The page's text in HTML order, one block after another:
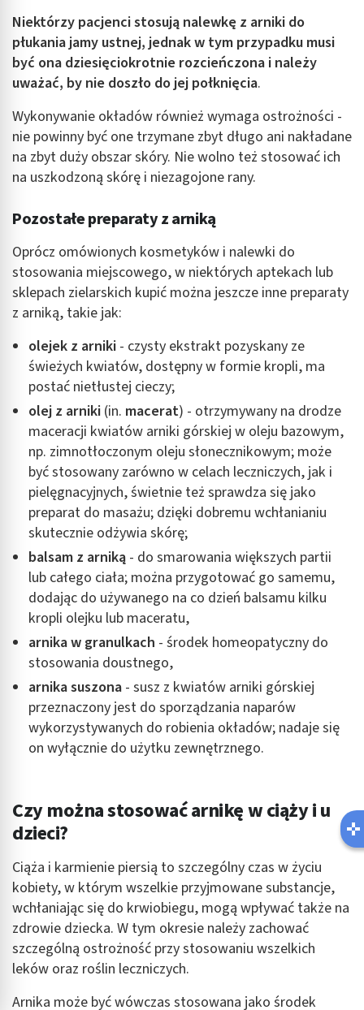
Niektórzy pacjenci stosują nalewkę z arniki do
płukania jamy ustnej, jednak w tym przypadku musi
być ona dziesięciokrotnie rozcieńczona i należy
uważać, by nie doszło do jej połknięcia.
Wykonywanie okładów również wymaga ostrożności -
nie powinny być one trzymane zbyt długo ani nakładane
na zbyt duży obszar skóry. Nie wolno też stosować ich
na uszkodzoną skórę i niezagojone rany.
Pozostałe preparaty z arniką
Oprócz omówionych kosmetyków i nalewki do
stosowania miejscowego, w niektórych aptekach lub
sklepach zielarskich kupić można jeszcze inne preparaty
z arniką, takie jak:
olejek z arniki - czysty ekstrakt pozyskany ze
świeżych kwiatów, dostępny w formie kropli, ma
postać nietłustej cieczy;
olej z arniki (in. macerat) - otrzymywany na drodze
maceracji kwiatów arniki górskiej w oleju bazowym,
np. zimnotłoczonym oleju słonecznikowym; może
być stosowany zarówno w celach leczniczych, jak i
pielęgnacyjnych, świetnie też sprawdza się jako
preparat do masażu; dzięki dobremu wchłanianiu
skutecznie odżywia skórę;
balsam z arniką - do smarowania większych partii
lub całego ciała; można przygotować go samemu,
dodając do używanego na co dzień balsamu kilku
kropli olejku lub maceratu,
arnika w granulkach - środek homeopatyczny do
stosowania doustnego,
arnika suszona - susz z kwiatów arniki górskiej
przeznaczony jest do sporządzania naparów
wykorzystywanych do robienia okładów; nadaje się
on wyłącznie do użytku zewnętrznego.
Czy można stosować arnikę w ciąży i u
dzieci?
Ciąża i karmienie piersią to szczególny czas w życiu
kobiety, w którym wszelkie przyjmowane substancje,
wchłaniając się do krwiobiegu, mogą wpływać także na
zdrowie dziecka. W tym okresie należy zachować
szczególną ostrożność przy stosowaniu wszelkich
leków oraz roślin leczniczych.
Arnika może być wówczas stosowana jako środek